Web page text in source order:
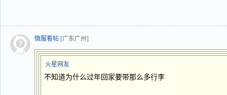
微服看帖 [广东广州]
火星网友
不知道为什么过年回家要带那么多行李